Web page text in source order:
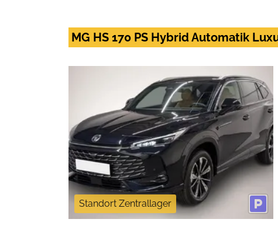
MG HS 170 PS Hybrid Automatik
Standort Zentrallager